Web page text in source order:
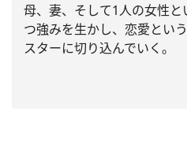
母、妻、 そして1人の女性
つ強みを生かし、 恋愛とい
スターに切り込んでいく。